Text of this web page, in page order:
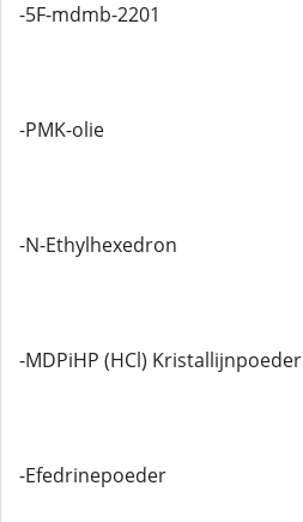
-5F-mdmb-2201
-PMK-olie
-N-Ethylhexedron
-MDPiHP (HCl) Kristallijnpoeder
-Efedrinepoeder